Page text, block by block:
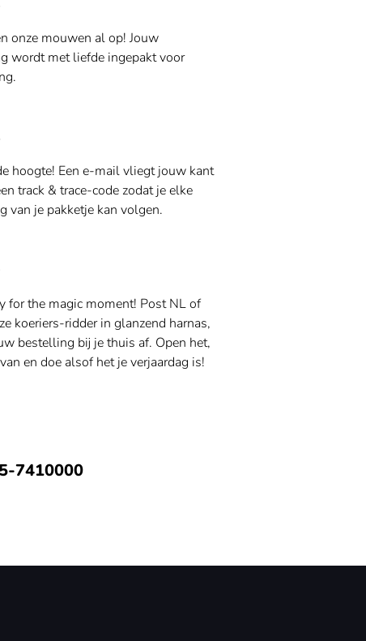
onze mouwen al op! Jouw
wordt met liefde ingepakt voor
hoogte! Een e-mail vliegt jouw kant
track & trace-code zodat je elke
van je pakketje kan volgen.
for the magic moment! Post NL of
koeriers-ridder in glanzend harnas,
bestelling bij je thuis af. Open het,
en doe alsof het je verjaardag is!
7410000